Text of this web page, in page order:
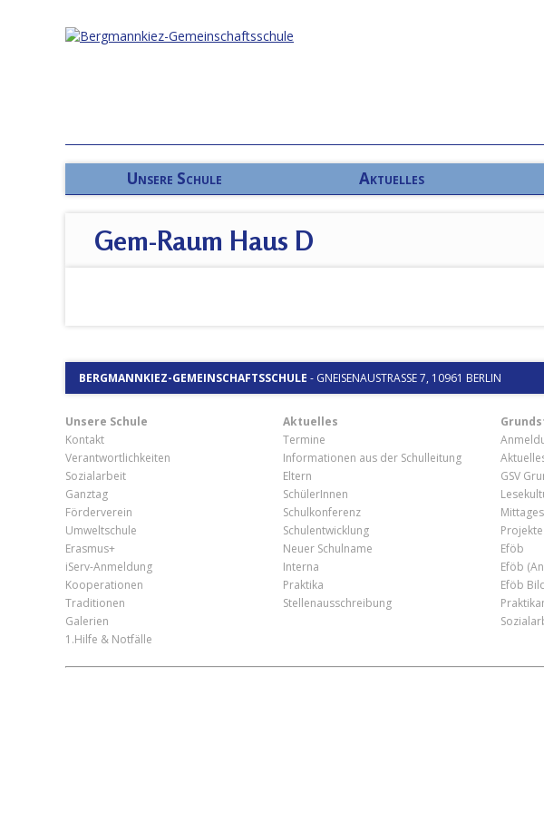
Unsere Schule Aktuelles
Gem-Raum Haus D
BERGMANNKIEZ-GEMEINSCHAFTSSCHULE - GNEISENAUSTRASSE 7, 10961 BERLIN
Unsere Schule
Kontakt
Verantwortlichkeiten
Sozialarbeit
Ganztag
Förderverein
Umweltschule
Erasmus+
iServ-Anmeldung
Kooperationen
Traditionen
Galerien
1.Hilfe & Notfälle
Aktuelles
Termine
Informationen aus der Schulleitung
Eltern
SchülerInnen
Schulkonferenz
Schulentwicklung
Neuer Schulname
Interna
Praktika
Stellenausschreibung
GSV
Projekte
Eföb
Eföb
Eföb